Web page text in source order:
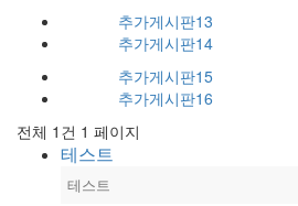
추가게시판13
추가게시판14
추가게시판15
추가게시판16
전체 1건 1 페이지
테스트
테스트